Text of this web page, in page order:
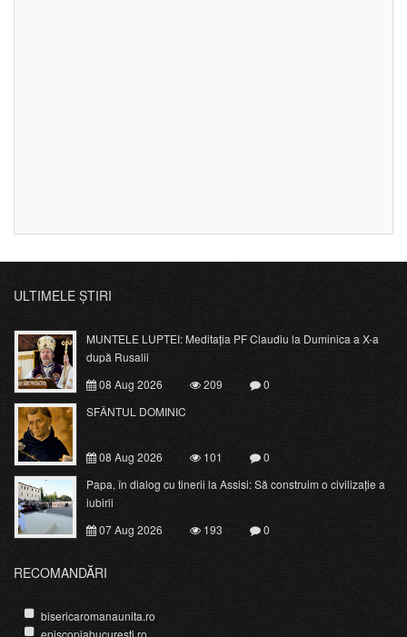
ULTIMELE ȘTIRI
MUNTELE LUPTEI: Meditația PF Claudiu la Duminica a X-a
după Rusalii
08 Aug 2026
209
0
SFÂNTUL DOMINIC
08 Aug 2026 101
0
Papa, în dialog cu tinerii la Assisi: Să construim o civilizație a
iubirii
07 Aug 2026
193 0
RECOMANDĂRI
bisericaromanaunita.ro
episcopiabucuresti.ro